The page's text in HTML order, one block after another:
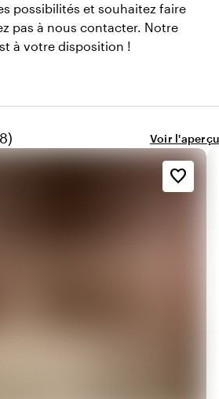
possibilités et souhaitez faire
pas à nous contacter. Notre
à votre disposition !
: 18
) Voir l'aperçu
favorite_border